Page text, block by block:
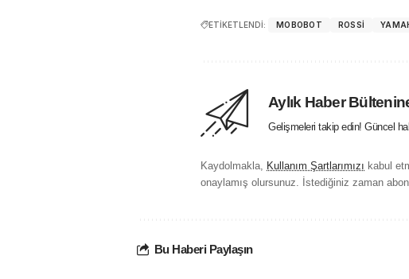
ETİKETLENDİ: MOBOBOT ROSSI
Aylık Haber
Gelişmeleri takip edin! Güncel
Kaydolmakla, Kullanım Şartlarımızı kabul
onaylamış olursunuz. İstediğiniz zaman
Bu Haberi Paylaşın